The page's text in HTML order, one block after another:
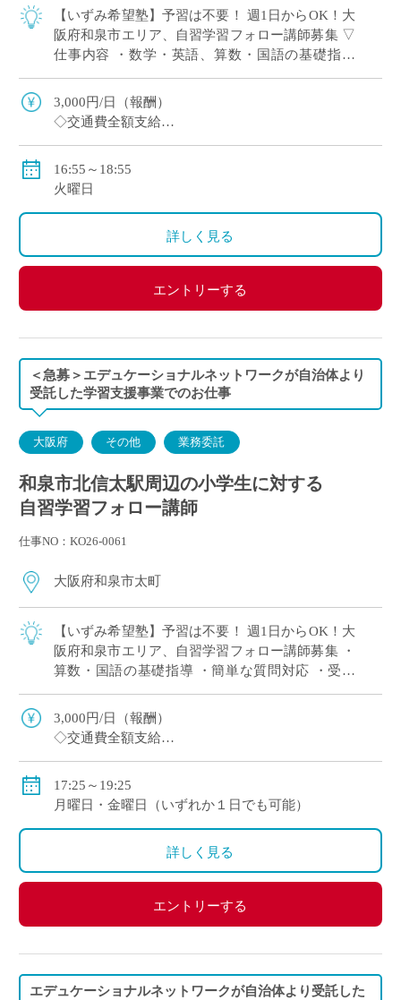
【いずみ希望塾】予習は不要！ 週1日からOK！大
阪府和泉市エリア、自習学習フォロー講師募集 ▽
仕事内容 ・数学・英語、算数・国語の基礎指導
3,000円/日（報酬）
◇交通費全額支給
16:55～18:55
火曜日
詳しく見る
エントリーする
＜急募＞エデュケーショナルネットワークが自治体より
受託した学習支援事業でのお仕事
大阪府 その他 業務委託
和泉市北信太駅周辺の小学生に対する
自習学習フォロー講師
仕事NO：KO26-0061
大阪府和泉市太町
【いずみ希望塾】予習は不要！ 週1日からOK！大
阪府和泉市エリア、自習学習フォロー講師募集 ・
算数・国語の基礎指導 ・簡単な質問対応 ・受講
3,000円/日（報酬）
◇交通費全額支給
17:25～19:25
月曜日・金曜日（いずれか１日でも可能）
詳しく見る
エントリーする
エデュケーショナルネットワークが自治体より受託した